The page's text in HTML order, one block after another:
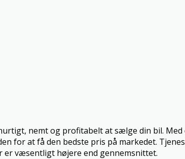
nemt og profitabelt at sælge din bil.
for at få den bedste pris på markedet.
væsentligt højere end gennemsnittet.